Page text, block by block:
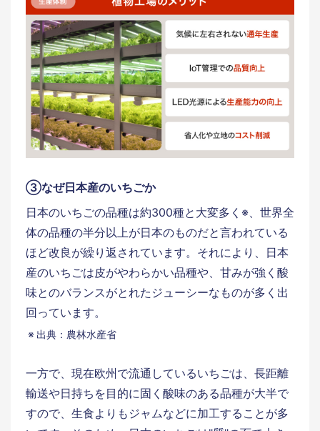
③なぜ日本産のいちごか
日本のいちごの品種は約300種と大変多く※、世界全
体の品種の半分以上が日本のものだと言われている
ほど改良が繰り返されています。それにより、日本
産のいちごは皮がやわらかい品種や、甘みが強く酸
味とのバランスがとれたジューシーなものが多く出
回っています。
出典：農林水産省
一方で、現在欧州で流通しているいちごは、長距離
輸送や日持ちを目的に固く酸味のある品種が大半で
すので、生食よりもジャムなどに加工することが多